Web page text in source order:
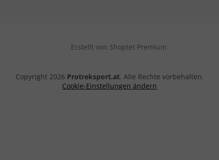
Erstellt von Shoptet Premium
Copyright 2026 Protreksport.at. Alle Rechte vorbehalten.
Cookie-Einstellungen ändern